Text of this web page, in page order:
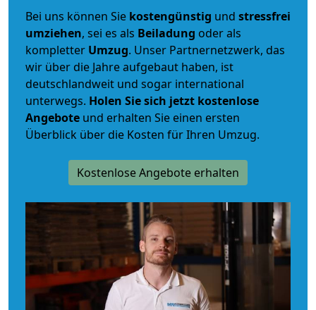
Bei uns können Sie kostengünstig und stressfrei
umziehen, sei es als Beiladung oder als
kompletter Umzug. Unser Partnernetzwerk, das
wir über die Jahre aufgebaut haben, ist
deutschlandweit und sogar international
unterwegs. Holen Sie sich jetzt kostenlose
Angebote und erhalten Sie einen ersten
Überblick über die Kosten für Ihren Umzug.
Kostenlose Angebote erhalten